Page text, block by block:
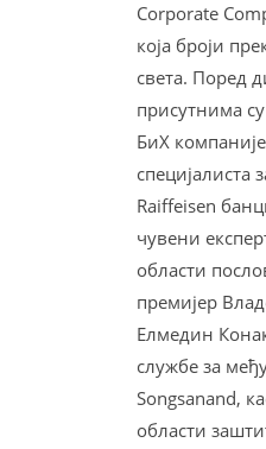
Corporate
која броји
света. Поред
присутнима
БиХ
специјалиста
Raiffeisen
чувени
области
премијер
Елмедин
службе за
Songsanand,
области